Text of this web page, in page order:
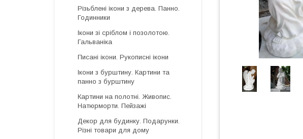
Різьблені ікони з дерева. Панно.
Годинники
Ікони зі сріблом і позолотою.
Гальваніка
Писані ікони. Рукописні ікони
Ікони з бурштину. Картини та
панно з бурштину
Картини на полотні. Живопис.
Натюрморти. Пейзажі
Декор для будинку. Подарунки.
Різні товари для дому